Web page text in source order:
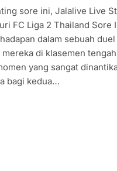
sore ini, Jalalive Live
FC Liga 2 Thailand Sore
dalam sebuah
di klasemen
yang sangat
bagi kedua…